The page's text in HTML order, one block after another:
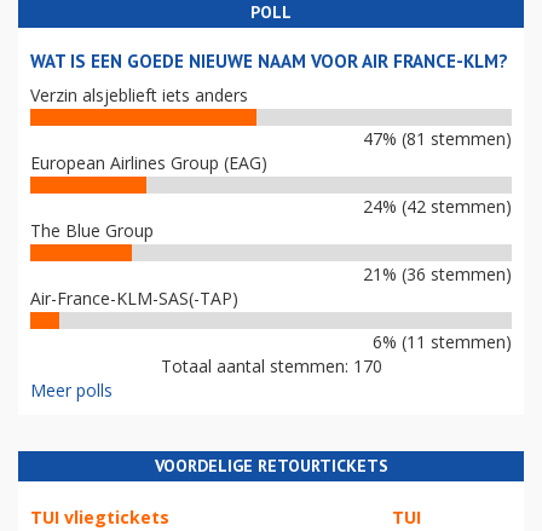
POLL
WAT IS EEN GOEDE NIEUWE NAAM VOOR AIR FRANCE-KLM?
Verzin alsjeblieft iets anders
47% (81 stemmen)
European Airlines Group (EAG)
24% (42 stemmen)
The Blue Group
21% (36 stemmen)
Air-France-KLM-SAS(-TAP)
6% (11 stemmen)
Totaal aantal stemmen: 170
Meer polls
VOORDELIGE RETOURTICKETS
TUI vliegtickets TUI